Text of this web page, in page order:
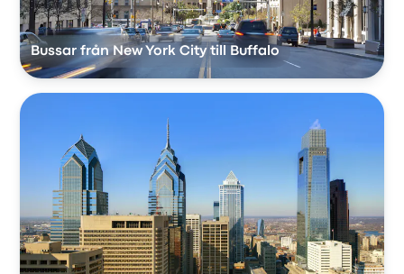
Bussar från New York City till Buffalo